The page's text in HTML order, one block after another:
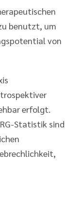
benutzt, um
von
erfolgt.
Statistik sind